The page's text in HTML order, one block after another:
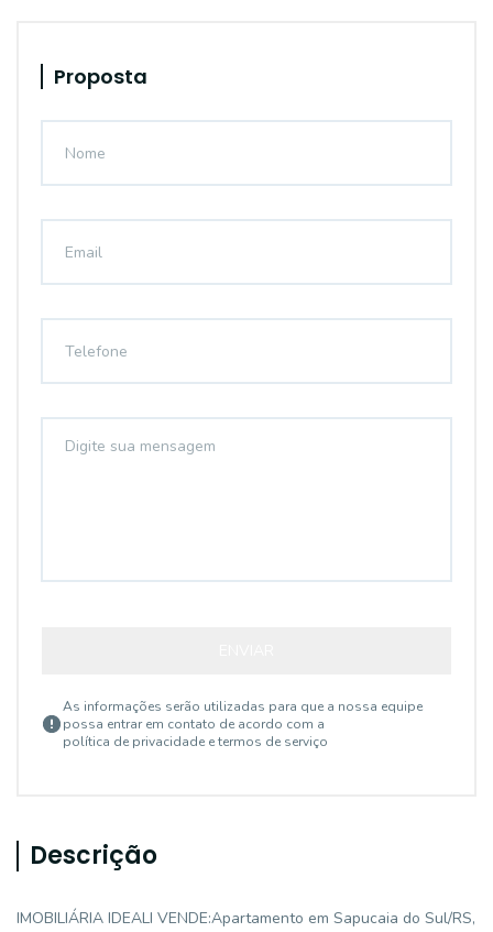
Proposta
As informações serão utilizadas para que a nossa equipe
possa entrar em contato de acordo com a
política de privacidade e termos de serviço
Descrição
IMOBILIÁRIA IDEALI VENDE:Apartamento em Sapucaia do Sul/RS,